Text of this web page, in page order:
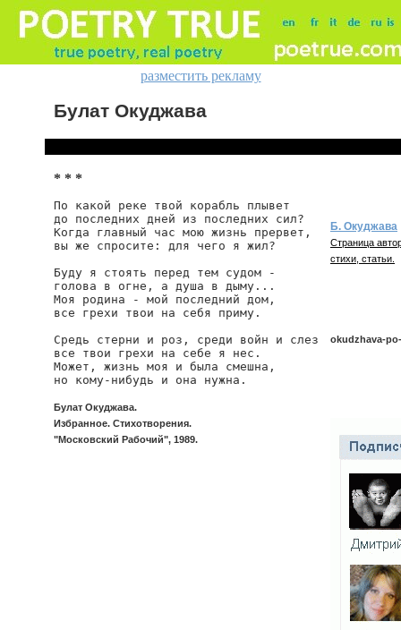
разместить рекламу
Булат Окуджава
* * *
По какой реке твой корабль плывет
до последних дней из последних сил?
Когда главный час мою жизнь прервет,
вы же спросите: для чего я жил?
Буду я стоять перед тем судом -
голова в огне, а душа в дыму...
Моя родина - мой последний дом,
все грехи твои на себя приму.
Средь стерни и роз, среди войн и слез
все твои грехи на себе я нес.
Может, жизнь моя и была смешна,
но кому-нибудь и она нужна.
Булат Окуджава.
Избранное. Стихотворения.
"Московский Рабочий", 1989.
Б. Окуджава
Страница
стихи, статьи.
okudzhava-